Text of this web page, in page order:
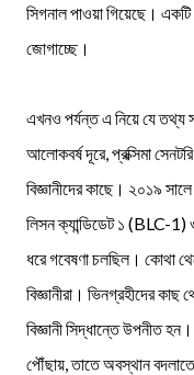
সিগনাল পাওয়া গিয়েছে।
জোগাচ্ছে।
এখনও পর্যন্ত এ নিয়ে যে তথ্য
আলোকবর্ষ দূরে, প্রক্সিমা
বিজ্ঞানীদের কাছে। ২০১৯
লিসন ক্যান্ডিডেট ১ (BLC-
ধরে গবেষণা চলছিল। কোথা
বিজ্ঞানীরা। ভিনগ্রহীদের
বিজ্ঞানী সিদ্ধান্তে উপনীত
পৌঁছায়, তাতে অবস্থান